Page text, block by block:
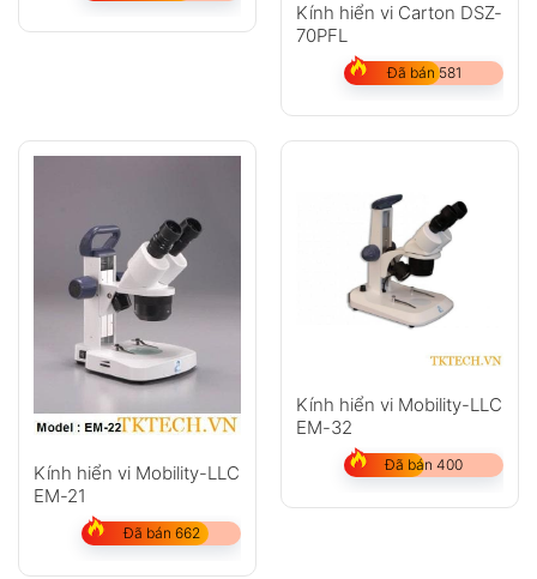
GỬI
Kính hiển vi Carton DSZ-
70PFL
Đã bán 581
Kính hiển vi Mobility-LLC
EM-21
Đã bán 662
Kính hiển vi Mobility-LLC
EM-32
Đã bán 400